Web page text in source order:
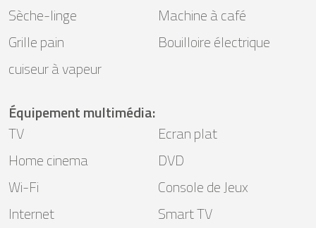
Sèche-linge
Machine à café
Grille pain
Bouilloire électrique
cuiseur à vapeur
Équipement multimédia:
TV
Ecran plat
Home cinema
DVD
Wi-Fi
Console de Jeux
Internet
Smart TV